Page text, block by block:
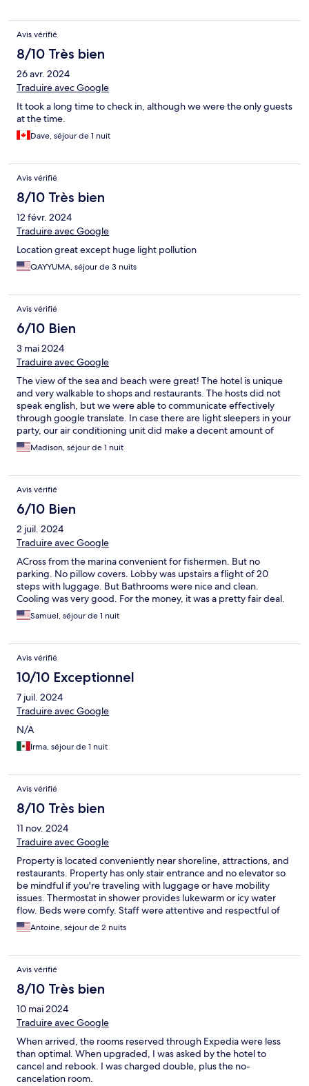
Avis vérifié
8/10 Très bien
26 avr. 2024
Traduire avec Google
It took a long time to check in, although we were the only guests
at the time.
Dave, séjour de 1 nuit
Avis vérifié
8/10 Très bien
12 févr. 2024
Traduire avec Google
Location great except huge light pollution
QAYYUMA, séjour de 3 nuits
Avis vérifié
6/10 Bien
3 mai 2024
Traduire avec Google
The view of the sea and beach were great! The hotel is unique
and very walkable to shops and restaurants. The hosts did not
speak english, but we were able to communicate effectively
through google translate. In case there are light sleepers in your
party, our air conditioning unit did make a decent amount of
clicking noises that could affect your sleep and the pillows are
very thin. But other than that, the room was comfortable and
Madison, séjour de 1 nuit
Avis vérifié
6/10 Bien
2 juil. 2024
Traduire avec Google
ACross from the marina convenient for fishermen. But no
parking. No pillow covers. Lobby was upstairs a flight of 20
steps with luggage. But Bathrooms were nice and clean.
Cooling was very good. For the money, it was a pretty fair deal.
Samuel, séjour de 1 nuit
Avis vérifié
10/10 Exceptionnel
7 juil. 2024
Traduire avec Google
N/A
Irma, séjour de 1 nuit
Avis vérifié
8/10 Très bien
11 nov. 2024
Traduire avec Google
Property is located conveniently near shoreline, attractions, and
restaurants. Property has only stair entrance and no elevator so
be mindful if you're traveling with luggage or have mobility
issues. Thermostat in shower provides lukewarm or icy water
flow. Beds were comfy. Staff were attentive and respectful of
guest during quiet hours. However, I did have issues with my
rooms door lock. There's a self-service station in the lobby for
Antoine, séjour de 2 nuits
Avis vérifié
8/10 Très bien
10 mai 2024
Traduire avec Google
When arrived, the rooms reserved through Expedia were less
than optimal. When upgraded, I was asked by the hotel to
cancel and rebook. I was charged double, plus the no-
cancelation room.